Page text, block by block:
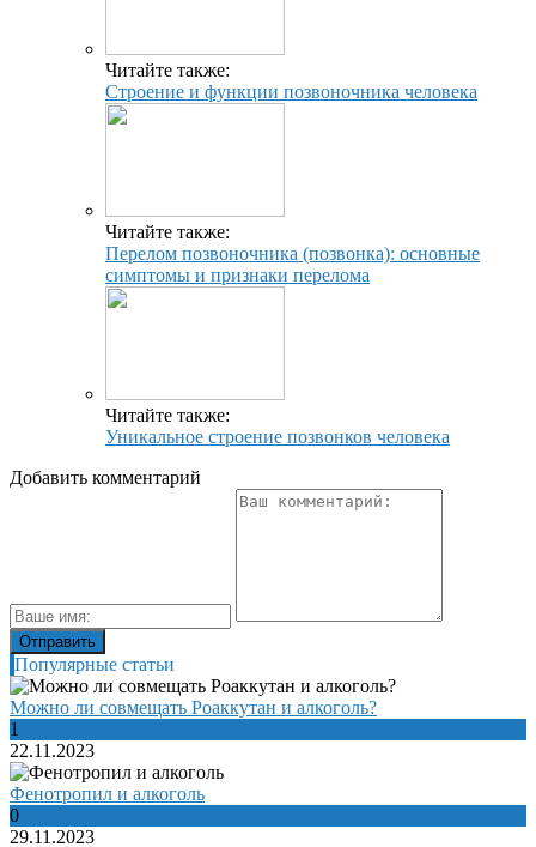
Читайте также:
Строение и функции позвоночника человека
Читайте также:
Перелом позвоночника (позвонка): основные
симптомы и признаки перелома
Читайте также:
Уникальное строение позвонков человека
Добавить комментарий
Популярные статьи
Можно ли совмещать Роаккутан и алкоголь?
1
22.11.2023
Фенотропил и алкоголь
0
29.11.2023